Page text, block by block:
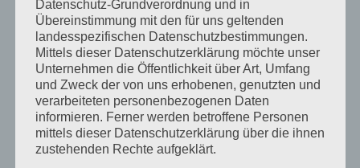
Präsenz
Kategorien
Allgemein
Ausbildung
Heilpraktikergesetz
Datenschutz-Grundverordnung und in
Übereinstimmung mit den für uns geltenden
landesspezifischen Datenschutzbestimmungen.
Mittels dieser Datenschutzerklärung möchte unser
Unternehmen die Öffentlichkeit über Art, Umfang
und Zweck der von uns erhobenen, genutzten und
verarbeiteten personenbezogenen Daten
informieren. Ferner werden betroffene Personen
mittels dieser Datenschutzerklärung über die ihnen
zustehenden Rechte aufgeklärt.